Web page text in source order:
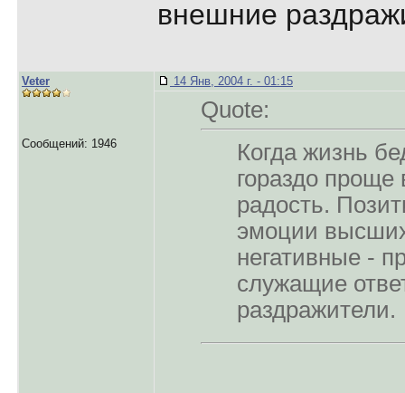
внешние
Veter
Сообщений: 1946
14 Янв, 2004 г. - 01:15
Quote:
Когда жизнь
гораздо
радость.
эмоции
негативные -
служащие
раздражители.